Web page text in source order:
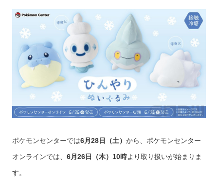
ポケモンセンターでは6月28日（土） から、ポケモンセンター
オンラインでは、 6月26日（木）10時より取り扱いが始まりま
す。